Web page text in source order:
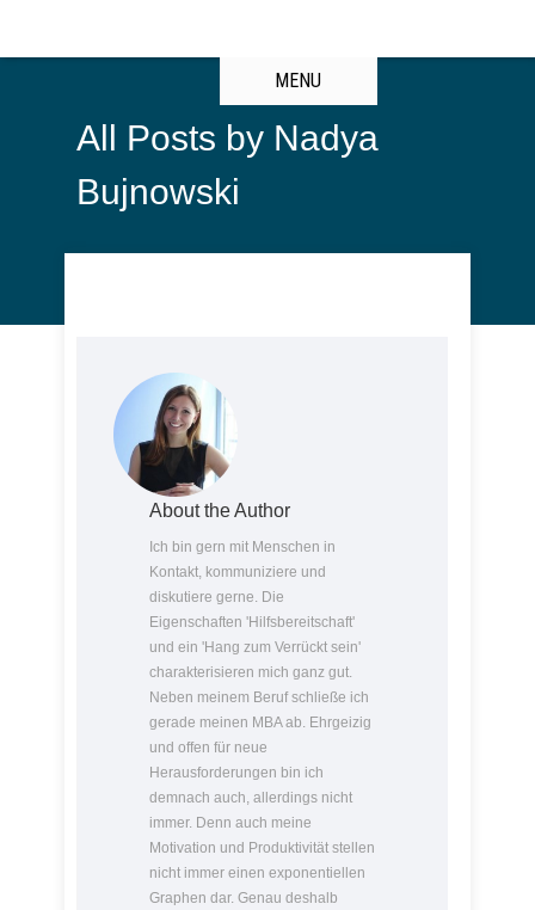
MENU
All Posts by Nadya
Bujnowski
About the Author
Ich bin gern mit Menschen in
Kontakt, kommuniziere und
diskutiere gerne. Die
Eigenschaften 'Hilfsbereitschaft'
und ein 'Hang zum Verrückt sein'
charakterisieren mich ganz gut.
Neben meinem Beruf schließe ich
gerade meinen MBA ab. Ehrgeizig
und offen für neue
Herausforderungen bin ich
demnach auch, allerdings nicht
immer. Denn auch meine
Motivation und Produktivität stellen
nicht immer einen exponentiellen
Graphen dar. Genau deshalb